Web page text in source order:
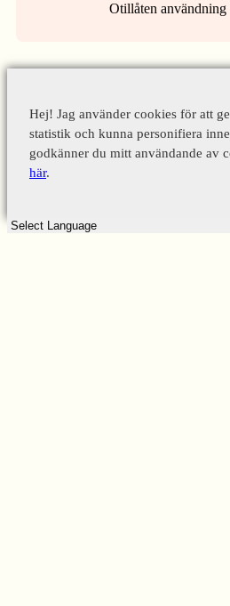
Otillåten användning
Hej! Jag använder cookies för att
statistik och kunna personifiera
godkänner du mitt användande av
här.